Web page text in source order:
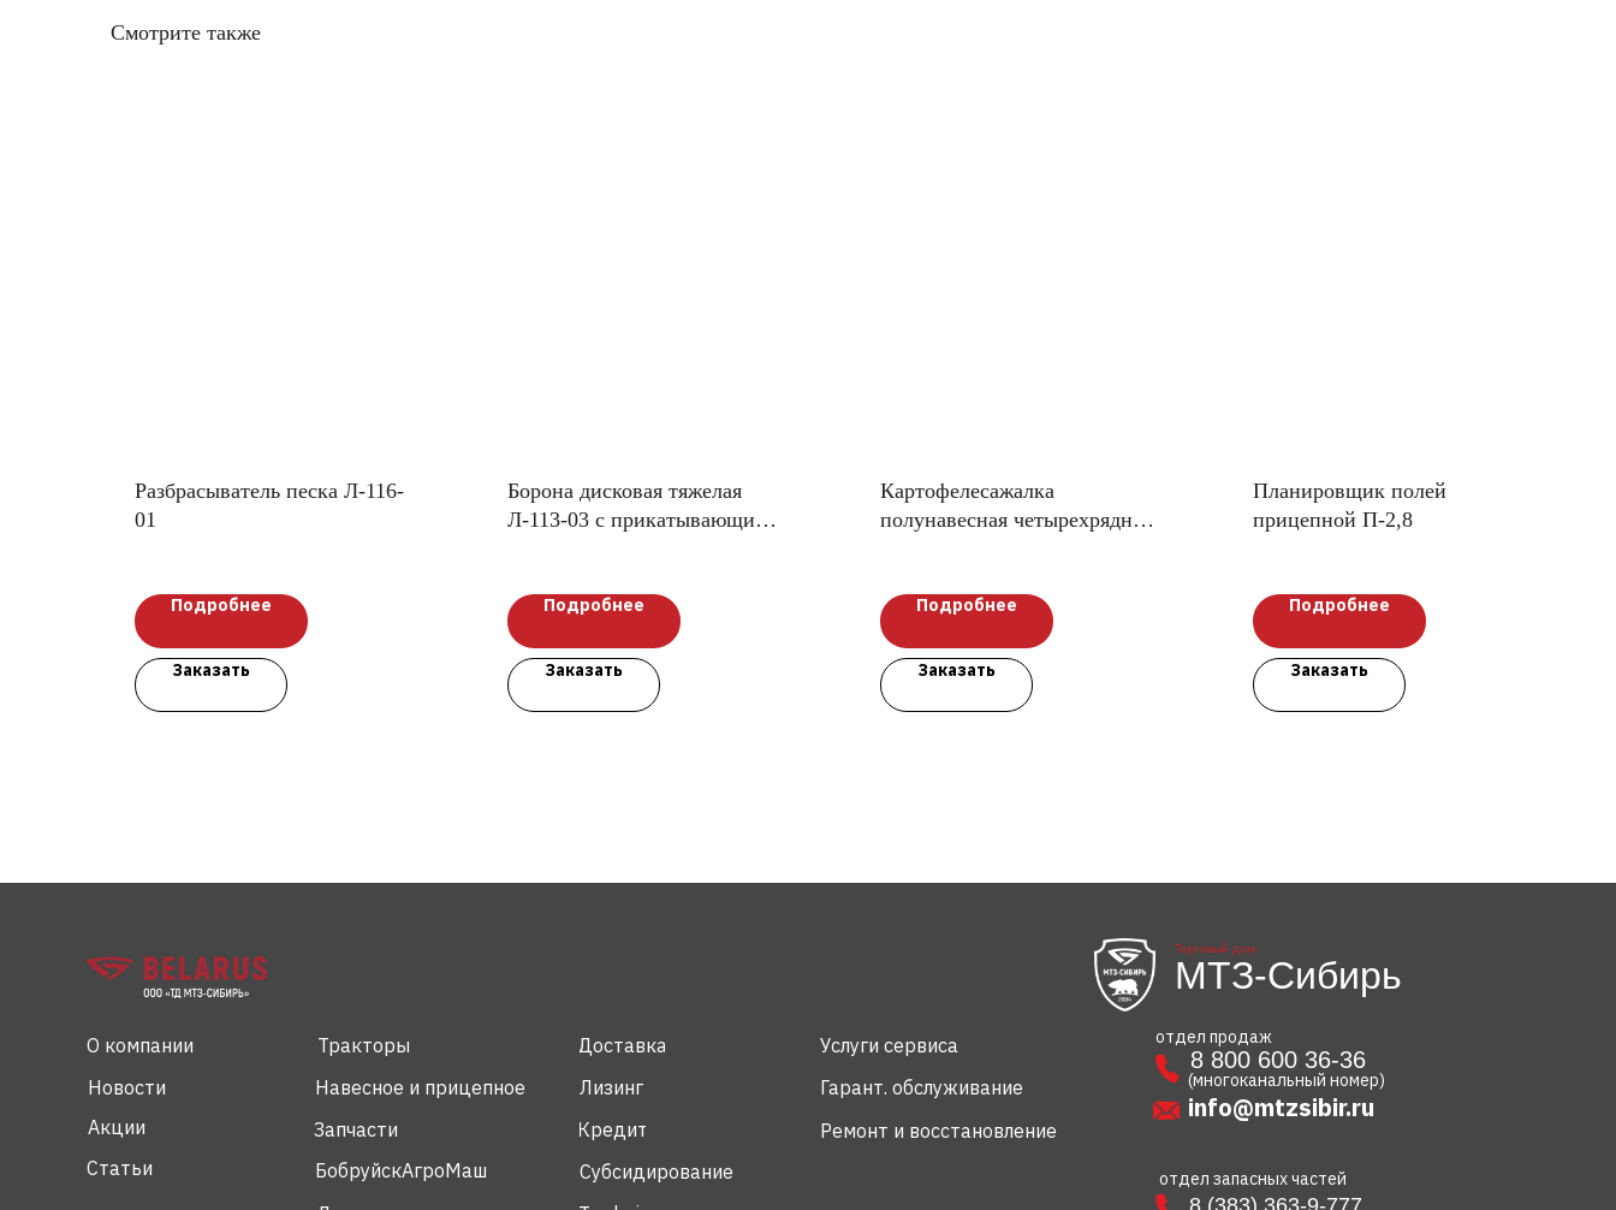
Смотрите также
Разбрасыватель песка Л-116-
01
Подробнее
Заказать
Борона дисковая тяжелая
Л-113-03 с прикатывающим
Подробнее
Заказать
Картофелесажалка
полунавесная четырехрядная
Подробнее
Заказать
Планировщик полей
прицепной П-2,8
Подробнее
Заказать
Торговый дом
МТЗ-Сибирь
Акции
Статьи
Новости
Субсидирование
Кредит
Лизинг
Ремонт и восстановление
Гарант. обслуживание
Услуги сервиса
Доставка
БобруйскАгроМаш
Запчасти
Навесное и прицепное
Тракторы
О компании
отдел запасных частей
info@mtzsibir.ru
отдел продаж
(многоканальный номер)
8 800 600 36-36
8 (383) 363-9-777